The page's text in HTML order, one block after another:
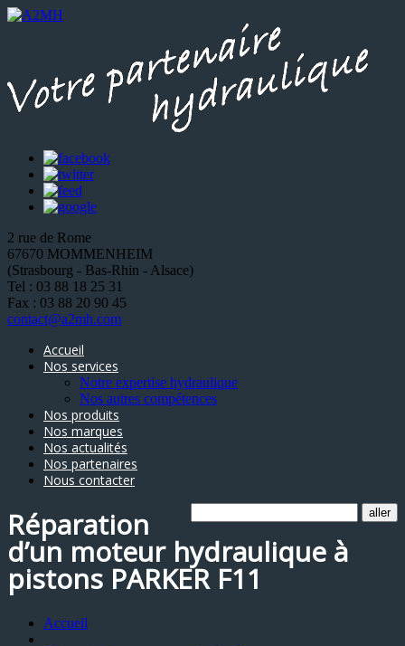
2 rue de Rome
67670 MOMMENHEIM
(Strasbourg - Bas-Rhin - Alsace)
Tel : 03 88 18 25 31
Fax : 03 88 20 90 45
contact@a2mh.com
Accueil
Nos services
Notre expertise hydraulique
Nos autres compétences
Nos produits
Nos marques
Nos actualités
Nos partenaires
Nous contacter
Réparation
d’un moteur hydraulique à
pistons PARKER F11
Accueil